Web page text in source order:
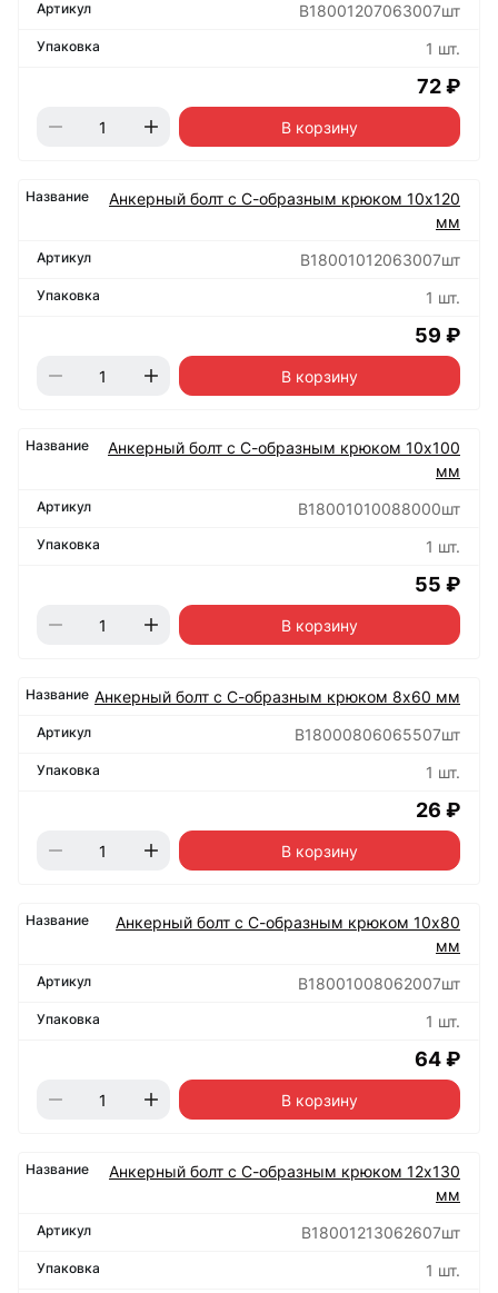
B18001207063007шт
1 шт.
72 ₽
В корзину
Анкерный болт с С-образным крюком 10х120
мм
B18001012063007шт
1 шт.
59 ₽
В корзину
Анкерный болт с С-образным крюком 10х100
мм
B18001010088000шт
1 шт.
55 ₽
В корзину
Анкерный болт с С-образным крюком 8х60 мм
B18000806065507шт
1 шт.
26 ₽
В корзину
Анкерный болт с С-образным крюком 10х80
мм
B18001008062007шт
1 шт.
64 ₽
В корзину
Анкерный болт с С-образным крюком 12х130
мм
B18001213062607шт
1 шт.